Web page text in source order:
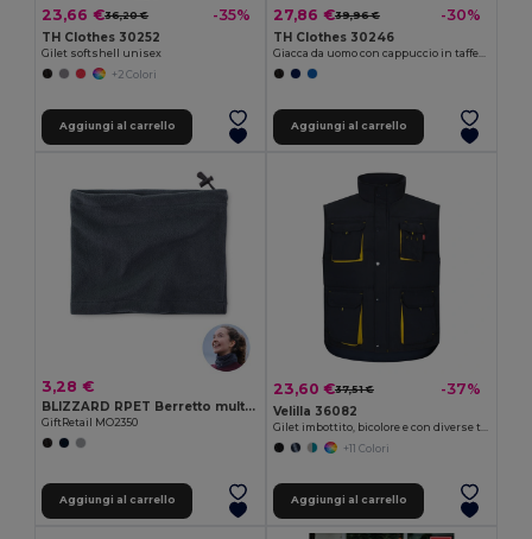
23,66 €36,20 € -35%
TH Clothes 30252
Gilet softshell unisex
+2 Colori
Aggiungi al carrello
27,86 €39,96 € -30%
TH Clothes 30246
Aggiungi al carrello
3,28 €
BLIZZARD RPET Berretto multiuso in pile
GiftRetail MO2350
Aggiungi al carrello
23,60 €37,51 € -37%
Velilla 36082
+11 Colori
Aggiungi al carrello